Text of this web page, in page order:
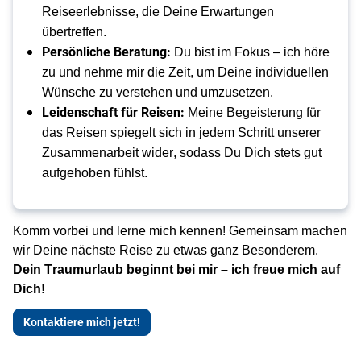
Reiseerlebnisse, die Deine Erwartungen
übertreffen.
Persönliche Beratung: Du bist im Fokus – ich höre
zu und nehme mir die Zeit, um Deine individuellen
Wünsche zu verstehen und umzusetzen.
Leidenschaft für Reisen: Meine Begeisterung für
das Reisen spiegelt sich in jedem Schritt unserer
Zusammenarbeit wider, sodass Du Dich stets gut
aufgehoben fühlst.
Komm vorbei und lerne mich kennen! Gemeinsam machen
Dein Traumurlaub beginnt bei mir – ich freue mich auf
Dich!
Kontaktiere mich jetzt!